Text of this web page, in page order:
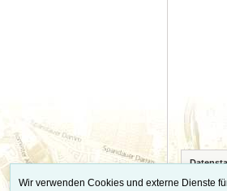
Wir verwenden Cookies und externe Dienste